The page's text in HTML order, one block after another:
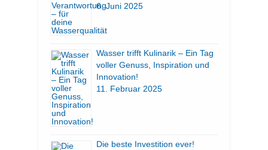
6. Juni 2025
Wasser trifft Kulinarik – Ein Tag
voller Genuss, Inspiration und
Innovation!
11. Februar 2025
Die beste Investition ever!